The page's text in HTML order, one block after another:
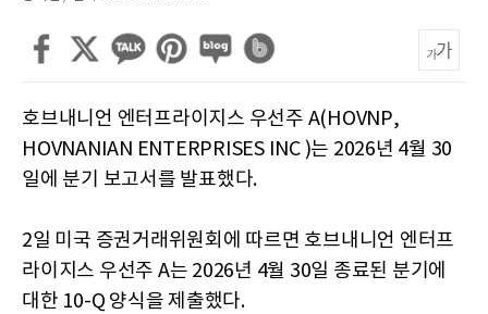
호브내니언 엔터프라이지스 우선주 A(HOVNP,
HOVNANIAN ENTERPRISES INC )는 2026년 4월 30
일에 분기 보고서를 발표했다.
2일 미국 증권거래위원회에 따르면 호브내니언 엔터프
라이지스 우선주 A는 2026년 4월 30일 종료된 분기에
대한 10-Q 양식을 제출했다.